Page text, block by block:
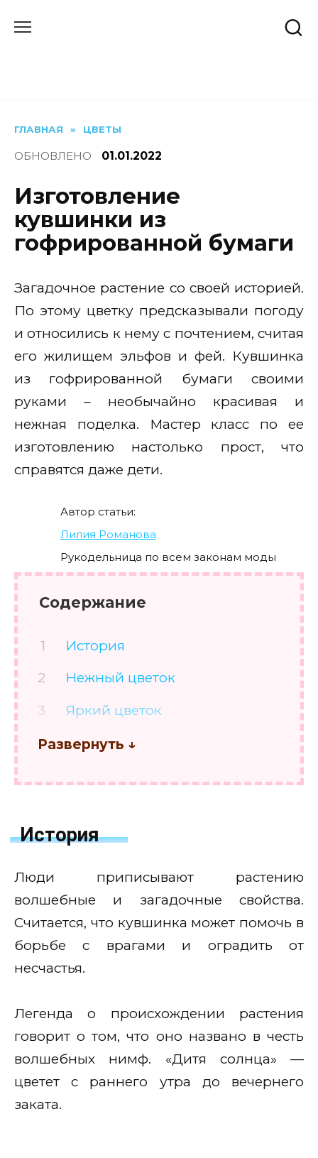
ГЛАВНАЯ » ЦВЕТЫ
ОБНОВЛЕНО 01.01.2022
Изготовление
кувшинки из
гофрированной бумаги
Загадочное растение со своей историей.
По этому цветку предсказывали погоду
и относились к нему с почтением, считая
его жилищем эльфов и фей. Кувшинка
из гофрированной бумаги своими
руками – необычайно красивая и
нежная поделка. Мастер класс по ее
изготовлению настолько прост, что
справятся даже дети.
Автор статьи:
Лилия Романова
Рукодельница по всем законам моды
Содержание
История
Нежный цветок
Яркий цветок
С конфеткой
История
Люди приписывают растению
волшебные и загадочные свойства.
Считается, что кувшинка может помочь в
борьбе с врагами и оградить от
несчастья.
Легенда о происхождении растения
говорит о том, что оно названо в честь
волшебных нимф. «Дитя солнца» —
цветет с раннего утра до вечернего
заката.